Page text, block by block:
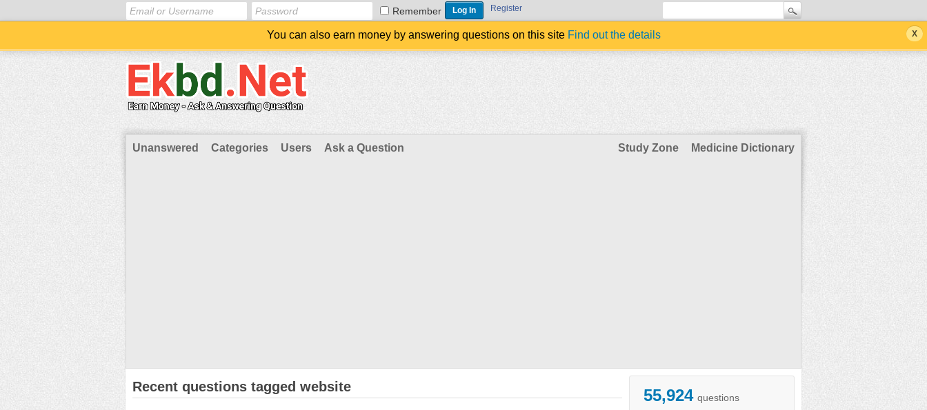
Remember Register
You can also earn money by answering questions on this site Find out the details
Unanswered Categories Users Ask a Question Medicine Dictionary
Study Zone
55,924 questions
Recent questions tagged website